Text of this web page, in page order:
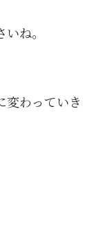
ね。
変わっていき